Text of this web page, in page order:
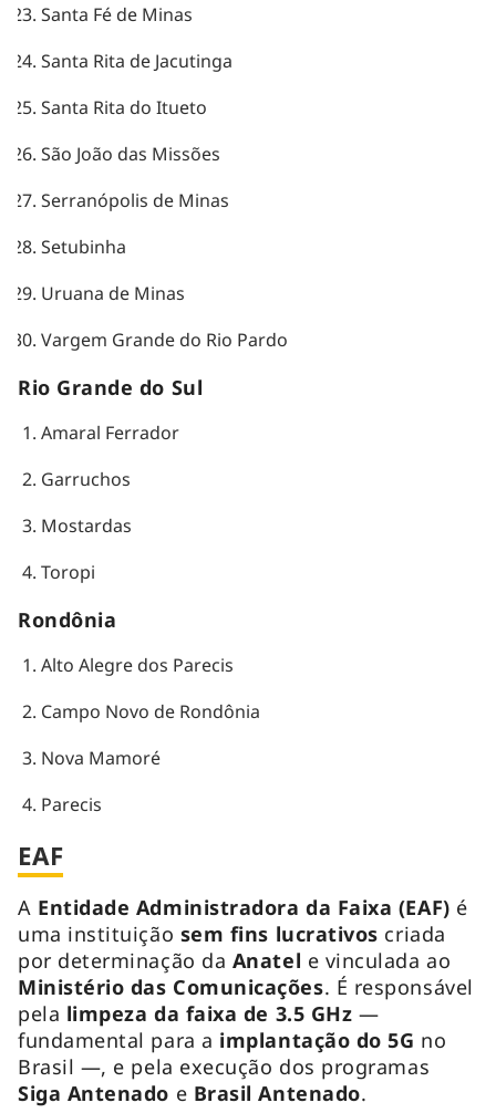
Santa Fé de Minas
Santa Rita de Jacutinga
Santa Rita do Itueto
São João das Missões
Serranópolis de Minas
Setubinha
Uruana de Minas
Vargem Grande do Rio Pardo
Rio Grande do Sul
Amaral Ferrador
Garruchos
Mostardas
Toropi
Rondônia
Alto Alegre dos Parecis
Campo Novo de Rondônia
Nova Mamoré
Parecis
EAF
A Entidade Administradora da Faixa (EAF) é
uma instituição sem fins lucrativos criada
por determinação da Anatel e vinculada ao
Ministério das Comunicações. É responsável
pela limpeza da faixa de 3.5 GHz —
fundamental para a implantação do 5G no
Brasil —, e pela execução dos programas
Siga Antenado e Brasil Antenado.